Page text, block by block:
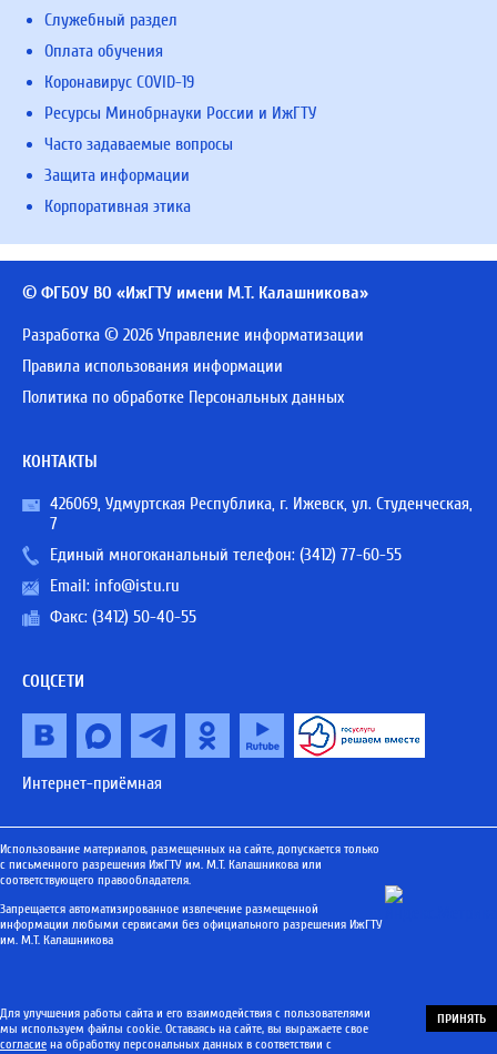
Служебный раздел
Оплата обучения
Коронавирус COVID-19
Ресурсы Минобрнауки России и ИжГТУ
Часто задаваемые вопросы
Защита информации
Корпоративная этика
© ФГБОУ ВО «ИжГТУ имени М.Т. Калашникова»
Разработка © 2026 Управление информатизации
Правила использования информации
Политика по обработке Персональных данных
КОНТАКТЫ
426069, Удмуртская Республика, г. Ижевск, ул. Студенческая,
7
Единый многоканальный телефон: (3412) 77-60-55
Email: info@istu.ru
Факс: (3412) 50-40-55
СОЦСЕТИ
Интернет-приёмная
Использование материалов, размещенных на сайте, допускается только
с письменного разрешения ИжГТУ им. М.Т. Калашникова или
соответствующего правообладателя.
Запрещается автоматизированное извлечение размещенной
информации любыми сервисами без официального разрешения ИжГТУ
им. М.Т. Калашникова
Для улучшения работы сайта и его взаимодействия с пользователями
мы используем файлы cookie. Оставаясь на сайте, вы выражаете свое
согласие на обработку персональных данных в соответствии с
ПРИНЯТЬ